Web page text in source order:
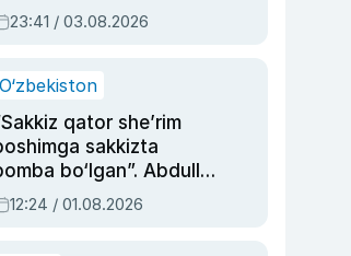
sud hukmi o‘qildi
23:41 / 03.08.2026
O‘zbekiston
qator she’rim
sakkizta
bo‘lgan”. Abdulla
siyosiy
asrab
12:24 / 01.08.2026